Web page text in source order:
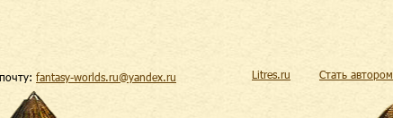
fantasy-worlds.ru@yandex.ru
Litres.ru Стать автором